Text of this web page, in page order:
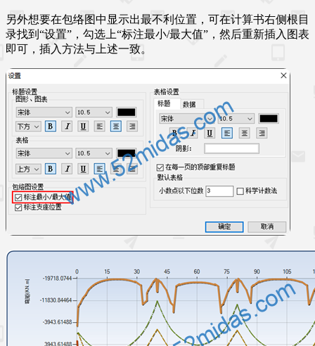
另外想要在包络图中显示出最不利位置，可在计算书右侧根目
录找到“设置”，勾选上“标注最小/最大值”，然后重新插入图表
即可，插入方法与上述一致。